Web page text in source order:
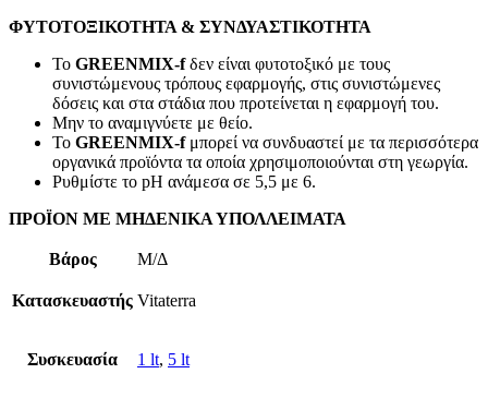
ΦΥΤΟΤΟΞΙΚΟΤΗΤΑ & ΣΥΝΔΥΑΣΤΙΚΟΤΗΤΑ
Το GREENMIX-fδεν είναι φυτοτοξικό με τους
συνιστώμενους τρόπους εφαρμογής, στις συνιστώμενες
δόσεις και στα στάδια που προτείνεται η εφαρμογή του.
Μην το αναμιγνύετε με θείο.
Το GREENMIX-f μπορεί να συνδυαστεί με τα περισσότερα
οργανικά προϊόντα τα οποία χρησιμοποιούνται στη γεωργία.
Ρυθμίστε το pH ανάμεσα σε 5,5 με 6.
ΠΡΟΪΟΝ ΜΕ ΜΗΔΕΝΙΚΑ ΥΠΟΛΛΕΙΜΑΤΑ
Βάρος Μ/Δ
Κατασκευαστής Vitaterra
Συσκευασία 1 lt, 5 lt